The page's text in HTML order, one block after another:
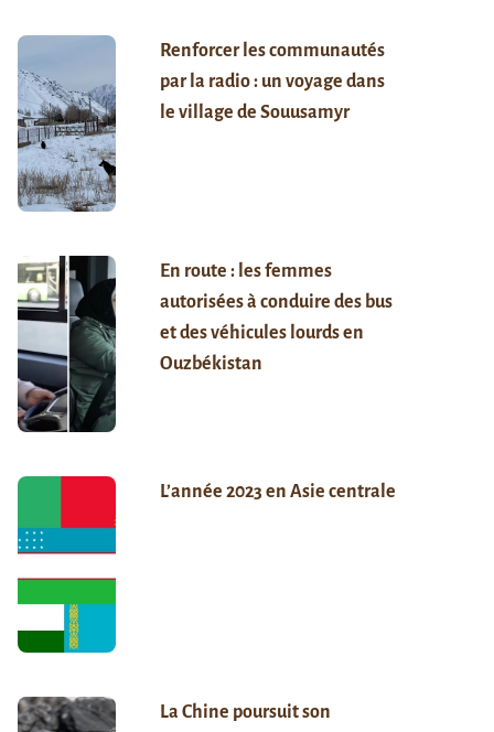
Renforcer les communautés
par la radio : un voyage dans
le village de Souusamyr
En route : les femmes
autorisées à conduire des bus
et des véhicules lourds en
Ouzbékistan
L’année 2023 en Asie centrale
La Chine poursuit son